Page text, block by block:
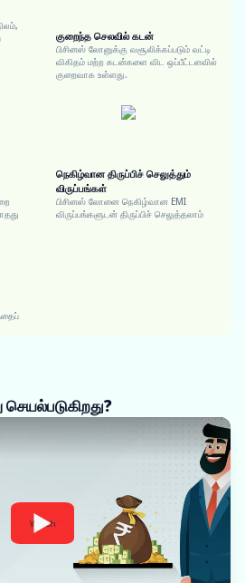
குறைந்த செலவில் கடன்
பிசினஸ் லோனுக்கு வசூலிக்கப்படும் வட்டி
விகிதம் மற்ற கடன்களை விட ஒப்பீட்டளவில்
குறைவாக உள்ளது.
நெகிழ்வான திருப்பிச் செலுத்தும்
விருப்பங்கள்
பிசினஸ் லோனை நெகிழ்வான EMI
விருப்பங்களுடன் திருப்பிச் செலுத்தலாம்
Watch